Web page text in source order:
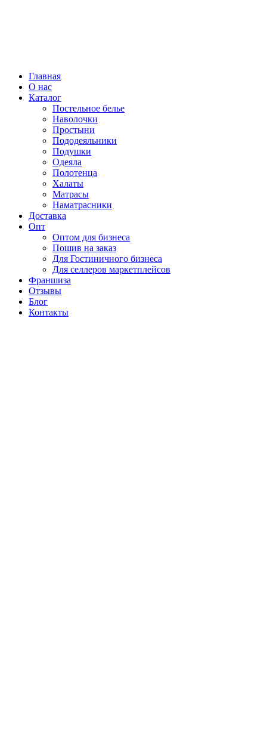
Главная
О нас
Каталог
Постельное белье
Наволочки
Простыни
Пододеяльники
Подушки
Одеяла
Полотенца
Халаты
Матрасы
Наматрасники
Доставка
Опт
Оптом для бизнеса
Пошив на заказ
Для Гостиничного бизнеса
Для селлеров маркетплейсов
Франшиза
Отзывы
Блог
Контакты